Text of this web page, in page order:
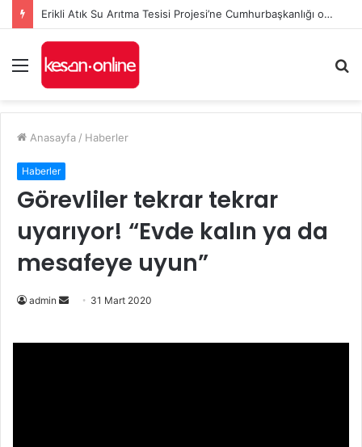
Erikli Atık Su Arıtma Tesisi Projesi’ne Cumhurbaşkanlığı onayı
Menü
...
Anasayfa / Haberler
Haberler
Görevliler tekrar tekrar
uyarıyor! “Evde kalın ya da
mesafeye uyun”
admin
Bir
31 Mart 2020